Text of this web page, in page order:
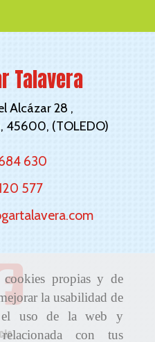
propias y de
la usabilidad de
el uso de la web y
con tus
Talavera
Alcázar 28 ,
, 45600, (TOLEDO)
630
577